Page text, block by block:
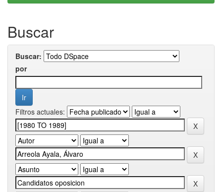
Buscar
Buscar:
por
Filtros actuales: